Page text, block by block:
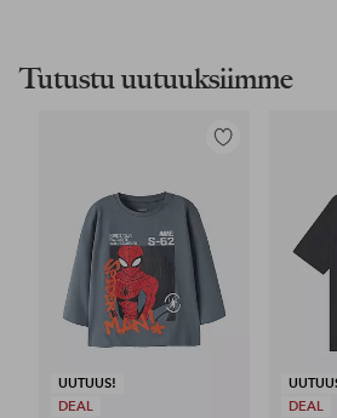
Tutustu uutuuksiimme
UUTUUS!
DEAL
Lisää
DEAL